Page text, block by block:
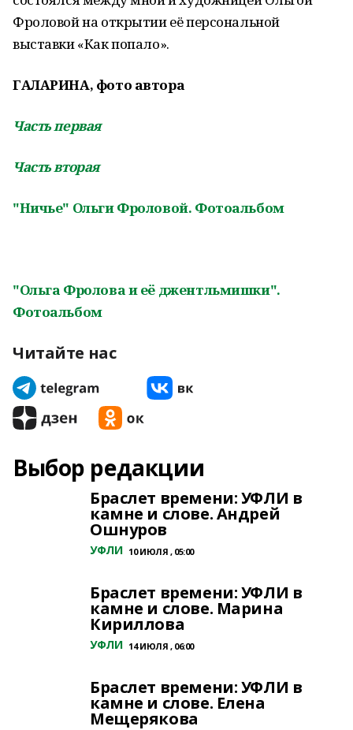
Фроловой на открытии её персональной
выставки «Как попало».
ГАЛАРИНА, фото автора
Часть первая
Часть вторая
"Ничье" Ольги Фроловой. Фотоальбом
"Ольга Фролова и её джентльмишки".
Фотоальбом
Читайте нас
Выбор редакции
Браслет времени: УФЛИ в
камне и слове. Андрей
Ошнуров
УФЛИ 10 ИЮЛЯ , 05:00
Браслет времени: УФЛИ в
камне и слове. Марина
Кириллова
УФЛИ 14 ИЮЛЯ , 06:00
Браслет времени: УФЛИ в
камне и слове. Елена
Мещерякова